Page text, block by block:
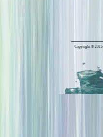
Copyright © 2015